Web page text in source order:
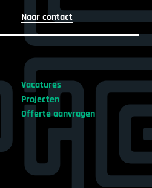
Naar contact
Vacatures
Projecten
Offerte aanvragen